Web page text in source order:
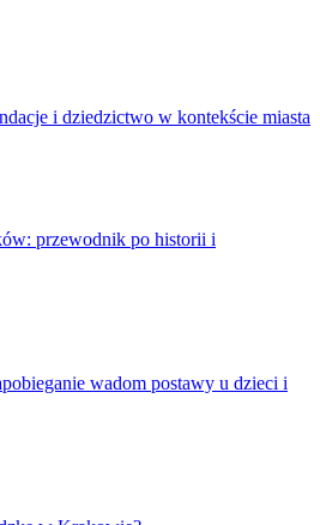
i dziedzictwo w kontekście miasta
przewodnik po historii i
wadom postawy u dzieci i